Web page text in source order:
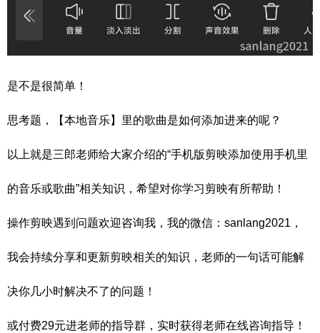
是不是很简单！
思考题，【本地音乐】里的歌曲是如何添加进来的呢？
以上就是三郎老师给大家介绍的“手机版剪映添加使用手机里
的音乐或歌曲”相关知识，希望对你学习剪映有所帮助！
操作剪映遇到问题欢迎咨询我，我的微信：sanlang2021，
我会持续分享和更新剪映相关的知识，老师的一句话可能解
决你几小时解决不了的问题！
或付费29元进老师的指导群，实时获得老师在线咨询指导！